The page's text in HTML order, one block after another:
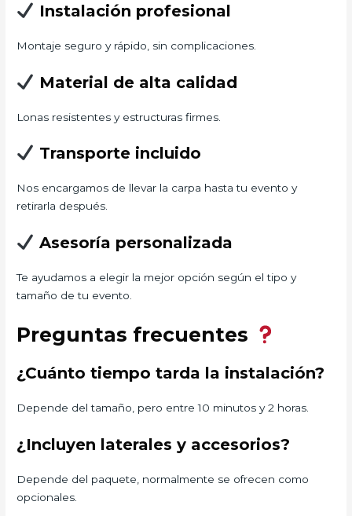
Instalación profesional
Montaje seguro y rápido, sin complicaciones.
Material de alta calidad
Lonas resistentes y estructuras firmes.
Transporte incluido
Nos encargamos de llevar la carpa hasta tu evento y
retirarla después.
Asesoría personalizada
Te ayudamos a elegir la mejor opción según el tipo y
tamaño de tu evento.
Preguntas frecuentes
¿Cuánto tiempo tarda la instalación?
Depende del tamaño, pero entre 10 minutos y 2 horas.
¿Incluyen laterales y accesorios?
Depende del paquete, normalmente se ofrecen como
opcionales.